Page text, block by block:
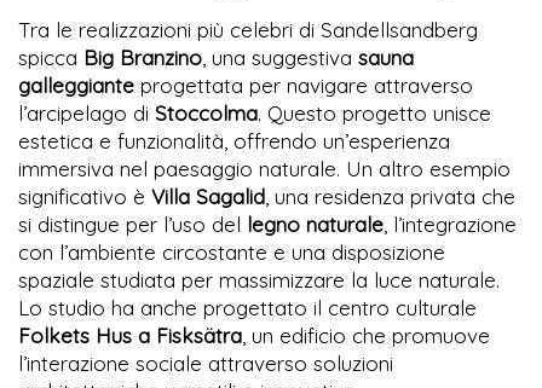
Tra le realizzazioni più celebri di Sandellsandberg
spicca Big Branzino , una suggestiva sauna
galleggiante progettata per navigare attraverso
l’arcipelago di Stoccolma. Questo progetto unisce
estetica e funzionalità, offrendo un’esperienza
immersiva nel paesaggio naturale. Un altro esempio
significativo è Villa Sagalid , una residenza privata che
si distingue per l’uso del legno naturale , l’integrazione
con l’ambiente circostante e una disposizione
spaziale studiata per massimizzare la luce naturale.
Lo studio ha anche progettato il centro culturale
Folkets Hus a Fisksätra , un edificio che promuove
l’interazione sociale attraverso soluzioni